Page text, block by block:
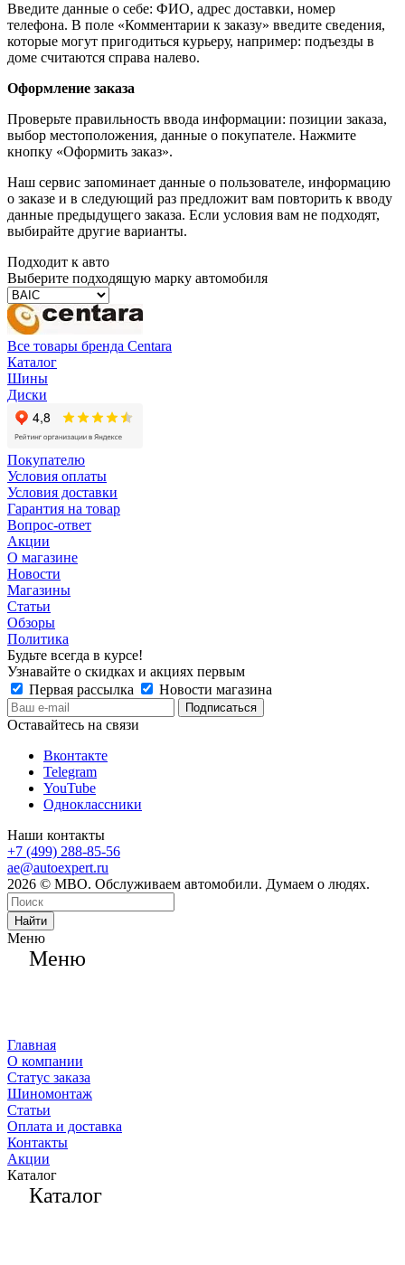
Введите данные о себе: ФИО, адрес доставки, номер
телефона. В поле «Комментарии к заказу» введите сведения,
которые могут пригодиться курьеру, например: подъезды в
доме считаются справа налево.
Оформление заказа
Проверьте правильность ввода информации: позиции заказа,
выбор местоположения, данные о покупателе. Нажмите
кнопку «Оформить заказ».
Наш сервис запоминает данные о пользователе, информацию
о заказе и в следующий раз предложит вам повторить к вводу
данные предыдущего заказа. Если условия вам не подходят,
выбирайте другие варианты.
Подходит к авто
Выберите подходящую марку автомобиля
Все товары бренда Centara
Каталог
Шины
Диски
Покупателю
Условия оплаты
Условия доставки
Гарантия на товар
Вопрос-ответ
Акции
О магазине
Новости
Магазины
Статьи
Обзоры
Политика
Будьте всегда в курсе!
Узнавайте о скидках и акциях первым
Первая рассылка
Новости магазина
Оставайтесь на связи
Вконтакте
Telegram
YouTube
Одноклассники
Наши контакты
+7 (499) 288-85-56
ae@autoexpert.ru
2026 © МВО. Обслуживаем автомобили. Думаем о людях.
Найти
Меню
Меню
Главная
О компании
Статус заказа
Шиномонтаж
Статьи
Оплата и доставка
Контакты
Акции
Каталог
Каталог